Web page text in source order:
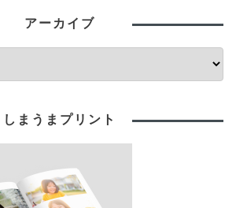
アーカイブ
しまうまプリント